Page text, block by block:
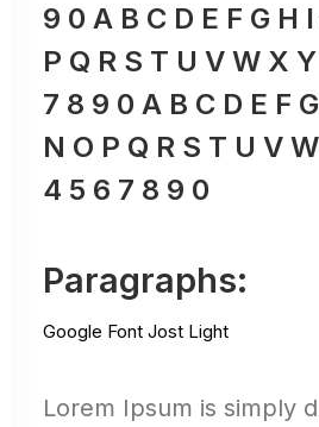
9 0 A B C D E F G H
P Q R S T U V W X
7 8 9 0 A B C D E F
N O P Q R S T U V
4 5 6 7 8 9 0
Paragraphs:
Google Font Jost Light
Lorem Ipsum is simply